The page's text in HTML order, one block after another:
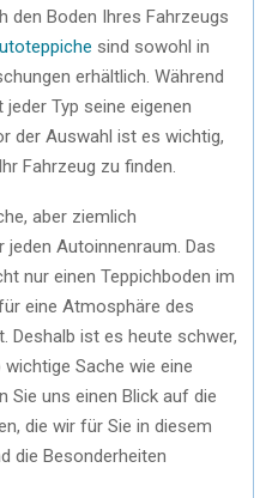
den Boden Ihres Fahrzeugs
sind sowohl in
erhältlich. Während
Typ seine eigenen
der Auswahl ist es wichtig,
Fahrzeug zu finden.
aber ziemlich
Autoinnenraum. Das
nur einen Teppichboden im
eine Atmosphäre des
Deshalb ist es heute schwer,
Sache wie eine
Sie uns einen Blick auf die
die wir für Sie in diesem
die Besonderheiten